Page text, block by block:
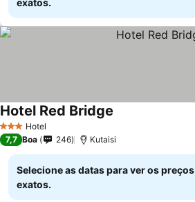
exatos.
3 EstrelasHotel
Hotel Red Bridge
7,7 Boa 246 Kutaisi
Selecione as datas para ver os preços
exatos.